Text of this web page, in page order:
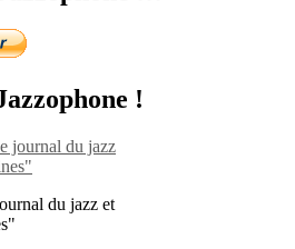
!
du jazz et